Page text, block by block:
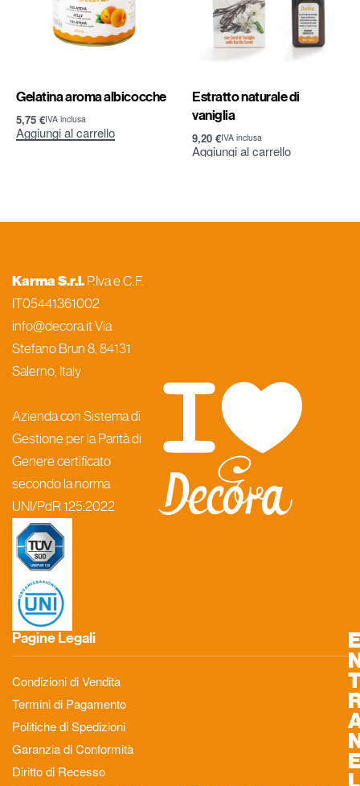
Gelatina aroma albicocche
5,75 €IVA inclusa
Aggiungi al carrello
Estratto naturale di
vaniglia
9,20 €IVA inclusa
Aggiungi al carrello
Karma S.r.l. P.Iva e C.F.
IT05441361002
info@decora.it Via
Stefano Brun 8, 84131
Salerno, Italy
Azienda con Sistema di
Gestione per la Parità di
Genere certificato
secondo la norma
UNI/PdR 125:2022
Pagine Legali
Condizioni di Vendita
Termini di Pagamento
Politiche di Spedizioni
Garanzia di Conformità
Diritto di Recesso